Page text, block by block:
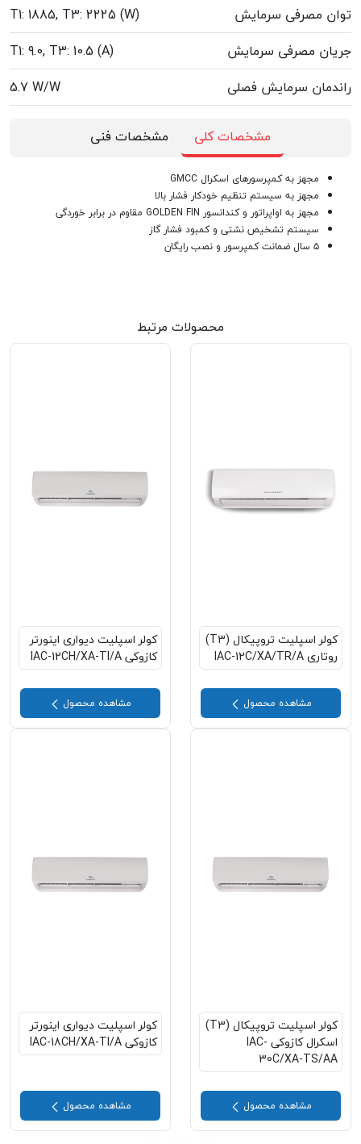
توان مصرفی سرمایش
T1: 1885, T3: 2225 (W)
جریان مصرفی سرمایش
T1: 9.0, T3: 10.5 (A)
راندمان سرمایش فصلی
5.7 W/W
مشخصات کلی مشخصات فنی
مجهز به کمپرسورهای اسکرال GMCC
مجهز به سیستم تنظیم خودکار فشار بالا
مجهز به اواپراتور و کندانسور GOLDEN FIN مقاوم در برابر خوردگی
سیستم تشخیص نشتی و کمبود فشار گاز
۵ سال ضمانت کمپرسور و نصب رایگان
محصولات مرتبط
کولر اسپلیت تروپیکال (T3)
روتاری IAC-12C/XA/TR/A
مشاهده محصول
کولر اسپلیت دیواری اینورتر
کازوکی IAC-12CH/XA-TI/A
مشاهده محصول
کولر اسپلیت تروپیکال (T3)
اسکرال کازوکی IAC-
30C/XA-TS/AA
مشاهده محصول
کولر اسپلیت دیواری اینورتر
کازوکی IAC-18CH/XA-TI/A
مشاهده محصول